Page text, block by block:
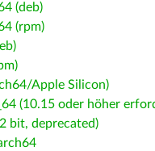
(deb)
(rpm)
Apple Silicon)
(10.15 oder höher
bit, deprecated)